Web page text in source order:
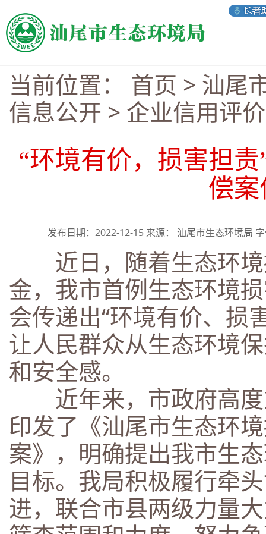
当前位置： 首页 > 汕尾
信息公开 > 企业信用评价
“环境有价，损害担
偿
发布日期：2022-12-15 来源： 汕尾市生态环境局
近日，随着生态环境
金，我市首例生态环境
会传递出“环境有价、损
让人民群众从生态环境
和安全感。
近年来，市政府高度
印发了《汕尾市生态环
案》，明确提出我市生
目标。我局积极履行牵
进，联合市县两级力量